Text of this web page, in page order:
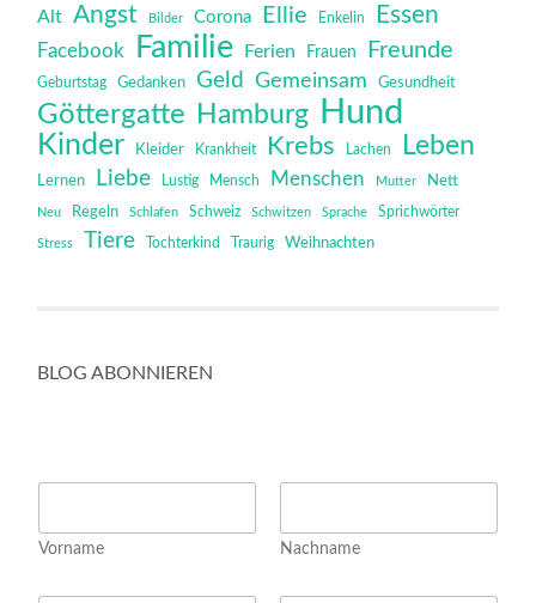
Alt Angst Bilder Corona Ellie Enkelin Essen
Facebook Familie Ferien Frauen Freunde
Geburtstag Gedanken Geld Gemeinsam Gesundheit
Göttergatte Hamburg Hund
Kinder Kleider Krankheit Krebs Lachen Leben
Lernen Liebe Lustig Mensch Menschen Mutter Nett
Neu Regeln Schlafen Schweiz Schwitzen Sprache Sprichwörter
Stress Tiere Tochterkind Traurig Weihnachten
BLOG ABONNIEREN
i
N
m
e
Vorname Nachname